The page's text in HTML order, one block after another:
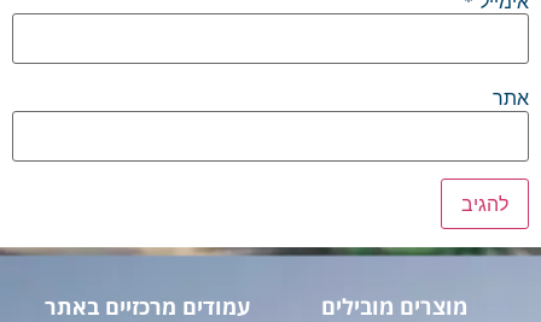
אתר
מוצרים מובילים עמודים מרכזיים באתר